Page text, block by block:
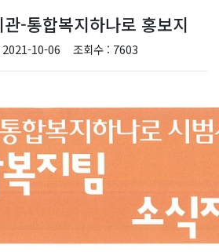
-통합복지하나로 홍보지
2021-10-06 조회수 : 7603